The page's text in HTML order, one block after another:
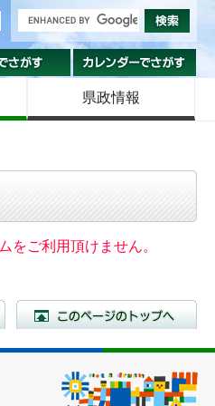
組織でさがす
県政情報
をご利用頂けません。
前のページに戻る